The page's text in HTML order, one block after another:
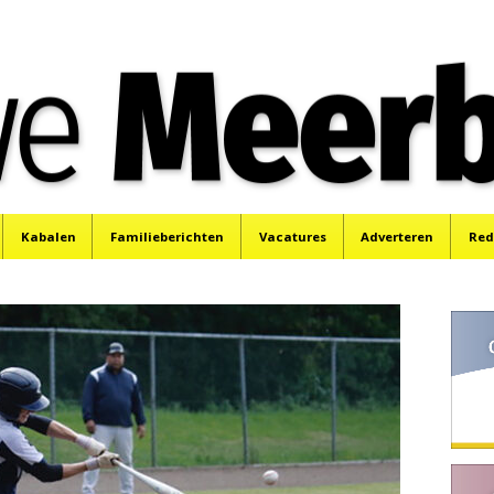
Kabalen Familieberichten Vacatures Adverteren